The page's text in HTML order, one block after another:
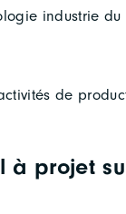
industrie du
de
à projet